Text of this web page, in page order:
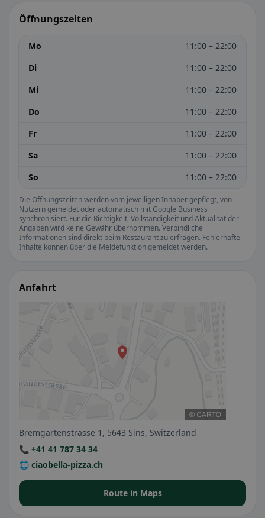
Öffnungszeiten
Mo
11:00 – 22:00
Di
11:00 – 22:00
Mi
11:00 – 22:00
Do
11:00 – 22:00
Fr
11:00 – 22:00
Sa
11:00 – 22:00
So
11:00 – 22:00
Die Öffnungszeiten werden vom jeweiligen Inhaber gepflegt, von
Nutzern gemeldet oder automatisch mit Google Business
synchronisiert. Für die Richtigkeit, Vollständigkeit und Aktualität der
Angaben wird keine Gewähr übernommen. Verbindliche
Informationen sind direkt beim Restaurant zu erfragen. Fehlerhafte
Inhalte können über die Meldefunktion gemeldet werden.
Anfahrt
Bremgartenstrasse 1, 5643 Sins, Switzerland
📞 +41 41 787 34 34
🌐 ciaobella-pizza.ch
Route in Maps